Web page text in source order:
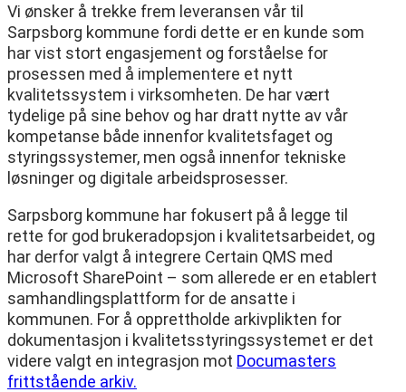
Vi ønsker å trekke frem leveransen vår til
Sarpsborg kommune fordi dette er en kunde som
har vist stort engasjement og forståelse for
prosessen med å implementere et nytt
kvalitetssystem i virksomheten. De har vært
tydelige på sine behov og har dratt nytte av vår
kompetanse både innenfor kvalitetsfaget og
styringssystemer, men også innenfor tekniske
løsninger og digitale arbeidsprosesser.
Sarpsborg kommune har fokusert på å legge til
rette for god brukeradopsjon i kvalitetsarbeidet, og
har derfor valgt å integrere Certain QMS med
Microsoft SharePoint – som allerede er en etablert
samhandlingsplattform for de ansatte i
kommunen. For å opprettholde arkivplikten for
dokumentasjon i kvalitetsstyringssystemet er det
videre valgt en integrasjon mot Documasters
frittstående arkiv.